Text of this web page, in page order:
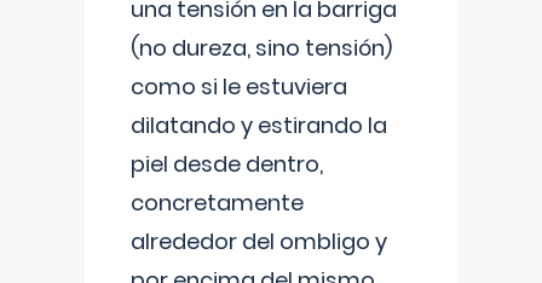
una tensión en la barriga
(no dureza, sino tensión)
como si le estuviera
dilatando y estirando la
piel desde dentro,
concretamente
alrededor del ombligo y